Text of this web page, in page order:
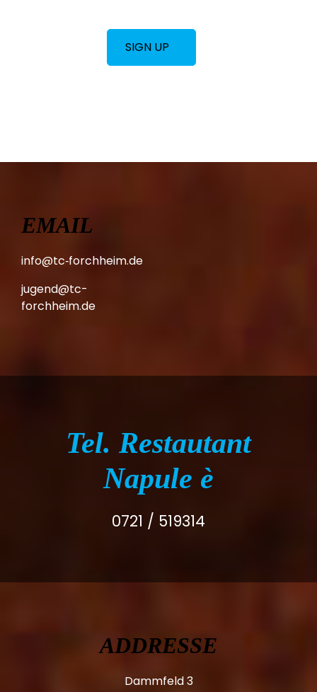
SIGN UP
EMAIL
info@tc‑forchheim.de
jugend@tc-
forchheim.de
Tel. Restautant
Napule è
0721 / 519314
ADDRESSE
Dammfeld 3